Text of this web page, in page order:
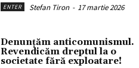
ENTER Stefan Tiron - 17 martie 2026
Denunțăm anticomunismul.
Revendicăm dreptul la o
societate fără exploatare!